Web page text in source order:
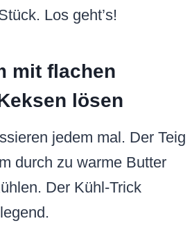
Los geht’s!
mit flachen
lösen
jedem mal. Der Teig
durch zu warme Butter
Der Kühl-Trick